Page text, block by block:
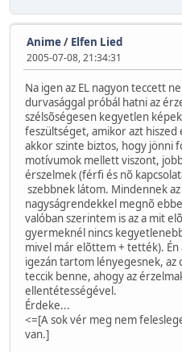
Anime/ Elfen Lied
2005-07-08, 21:34:31
Na igen az EL nagyon teccett
durvasággal próbál hatni az
szélsõségesen kegyetlen
feszültséget, amikor azt
akkor szinte biztos, hogy jönni
motívumok mellett viszont,
érszelmek (férfi és nõ
szebbnek látom. Mindennek
nagyságrendekkel megnõ
valóban szerintem is az a mit
gyermeknél nincs
mivel már elõttem + tették).
igezán tartom lényegesnek, az
teccik benne, ahogy az
ellentétességével.
Érdeke...
<=[A sok vér meg nem
van.]